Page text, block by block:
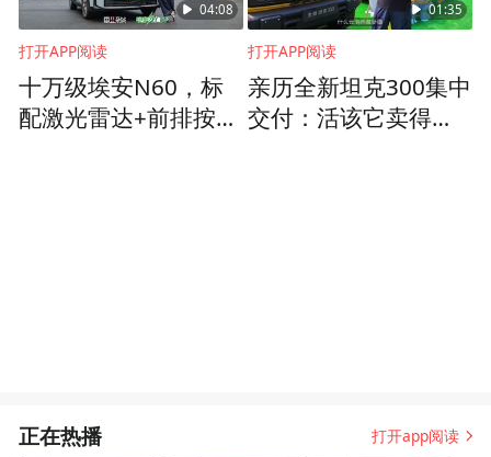
04:08
打开APP阅读
十万级埃安N60，标
配激光雷达+前排按摩
01:35
打开APP阅读
亲历全新坦克300集中
交付：活该它卖得
正在热播 打开app阅读